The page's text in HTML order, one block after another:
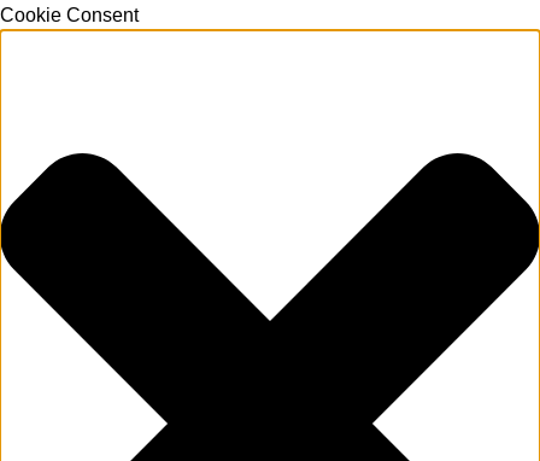
Cookie Consent